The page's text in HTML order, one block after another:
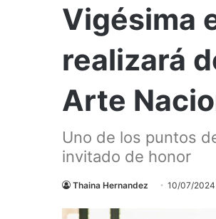
Vigésima
realizará
Arte
Uno de los puntos
invitado de honor
Thaina Hernandez 10/07/2024